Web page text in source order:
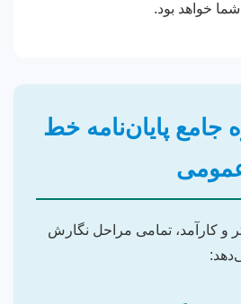
خواهد بود.
جامع پایان‌نامه خط
و کارآمد، تمامی مراحل نگارش